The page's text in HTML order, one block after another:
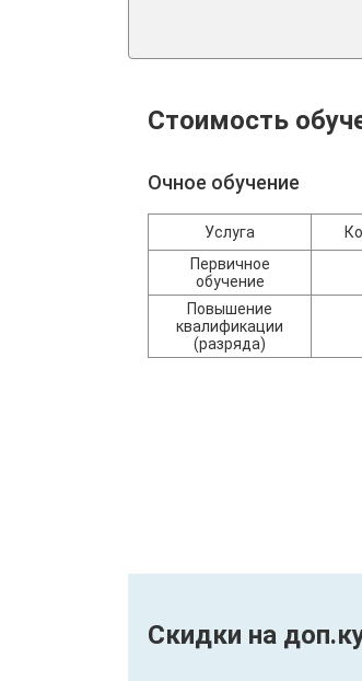
Стоимость
Очное обучение
Услуга
Первичное
обучение
Повышение
квалификации
(разряда)
Скидки на